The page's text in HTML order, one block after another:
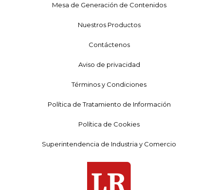
Mesa de Generación de Contenidos
Nuestros Productos
Contáctenos
Aviso de privacidad
Términos y Condiciones
Política de Tratamiento de Información
Política de Cookies
Superintendencia de Industria y Comercio